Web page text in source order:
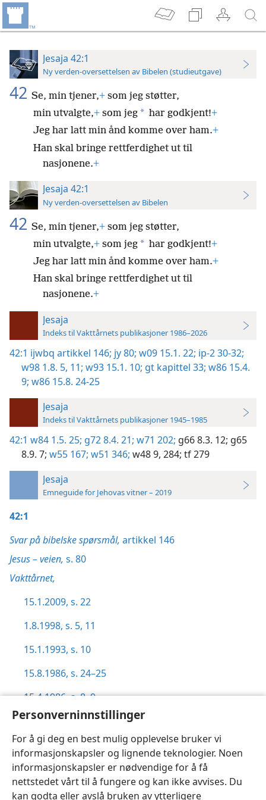
Personverninnstillinger
For å gi deg en best mulig opplevelse bruker vi
informasjonskapsler og lignende teknologier. Noen
informasjonskapsler er nødvendige for å få
nettstedet vårt til å fungere og kan ikke avvises. Du
kan godta eller avslå bruken av ytterligere
Jesaja 42:1
Ny verden-oversettelsen av Bibelen (studieutgave)
42 Se, min tjener,+ som jeg støtter,
min utvalgte,+ som jeg * har godkjent!+
Jeg har latt min ånd komme over ham.+
Han skal bringe rettferdighet ut til
nasjonene.+
Jesaja 42:1
Ny verden-oversettelsen av Bibelen
42 Se, min tjener,+ som jeg støtter,
min utvalgte,+ som jeg * har godkjent!+
Jeg har latt min ånd komme over ham.+
Han skal bringe rettferdighet ut til
nasjonene.+
Jesaja
Indeks til Vakttårnets publikasjoner 1986–2026
42:1 ijwbq artikkel 146; jy 80; w09 15.1. 22; ip-2 30-32;
w98 1.8. 5, 11; w93 15.1. 10; gt kapittel 33; w86 15.4.
9; w86 15.8. 24-25
Jesaja
Indeks til Vakttårnets publikasjoner 1945–1985
42:1 w84 1.5. 25; g72 8.4. 21; w71 202; g66 8.3. 12; g65
8.9. 7; w55 167; w51 346; w48 9, 284; tf 279
Jesaja
Emneguide for Jehovas vitner – 2019
42:1
Svar på bibelske spørsmål, artikkel 146
Jesus – veien, s. 80
Vakttårnet,
15.1.2009, s. 22
1.8.1998, s. 5, 11
15.1.1993, s. 10
15.8.1986, s. 24–25
15.4.1986, s. 8–9
Jesajas profeti II,s. 30–32
Norsk Innstillinger